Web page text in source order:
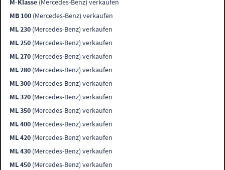
M-Klasse (Mercedes-Benz) verkaufen
MB 100 (Mercedes-Benz) verkaufen
ML 230 (Mercedes-Benz) verkaufen
ML 250 (Mercedes-Benz) verkaufen
ML 270 (Mercedes-Benz) verkaufen
ML 280 (Mercedes-Benz) verkaufen
ML 300 (Mercedes-Benz) verkaufen
ML 320 (Mercedes-Benz) verkaufen
ML 350 (Mercedes-Benz) verkaufen
ML 400 (Mercedes-Benz) verkaufen
ML 420 (Mercedes-Benz) verkaufen
ML 430 (Mercedes-Benz) verkaufen
ML 450 (Mercedes-Benz) verkaufen